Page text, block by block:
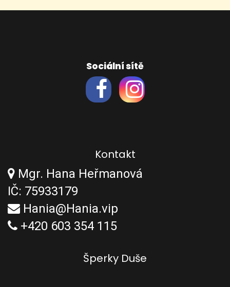
Sociální sítě
Kontakt
Mgr. Hana Heřmanová
IČ: 75933179
Hania@Hania.vip
+420 603 354 115
Šperky Duše